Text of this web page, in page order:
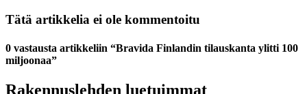
Tätä artikkelia ei ole kommentoitu
0 vastausta artikkeliin “Bravida Finlandin tilauskanta ylitti 100
miljoonaa”
Rakennuslehden luetuimmat